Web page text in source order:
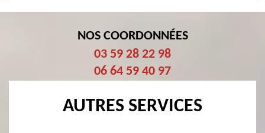
NOS COORDONNÉES
03 59 28 22 98
06 64 59 40 97
AUTRES SERVICES